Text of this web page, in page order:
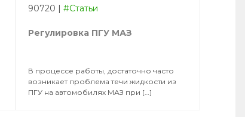
90720 | #Статьи
Регулировка ПГУ МАЗ
В процессе работы, достаточно часто
возникает проблема течи жидкости из
ПГУ на автомобилях МАЗ при […]